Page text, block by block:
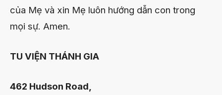
của Mẹ và xin Mẹ luôn hướng dẫn con trong
mọi sự. Amen.
TU VIỆN THÁNH GIA
462 Hudson Road,